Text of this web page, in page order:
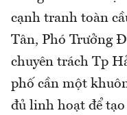
cạnh tranh toàn
Tân, Phó Trưởng
chuyên trách Tp
phố cần một
đủ linh hoạt để